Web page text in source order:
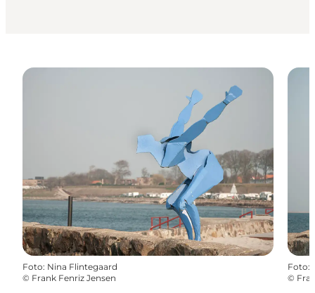
Foto: Nina Flintegaard
© Frank Fenriz Jensen
Foto:
©